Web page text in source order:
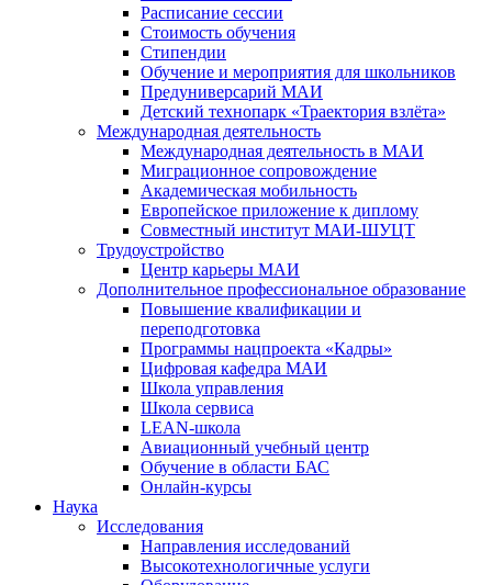
Расписание сессии
Стоимость обучения
Стипендии
Обучение и мероприятия для школьников
Предуниверсарий МАИ
Детский технопарк «Траектория взлёта»
Международная деятельность
Международная деятельность в МАИ
Миграционное сопровождение
Академическая мобильность
Европейское приложение к диплому
Совместный институт МАИ-ШУЦТ
Трудоустройство
Центр карьеры МАИ
Дополнительное профессиональное образование
Повышение квалификации и
переподготовка
Программы нацпроекта «Кадры»
Цифровая кафедра МАИ
Школа управления
Школа сервиса
LEAN-школа
Авиационный учебный центр
Обучение в области БАС
Онлайн-курсы
Наука
Исследования
Направления исследований
Высокотехнологичные услуги